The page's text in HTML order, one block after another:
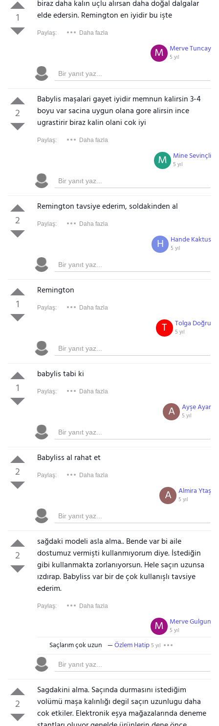
1
biraz daha kalın uçlu alırsan daha doğal dalgalar
elde edersin. Remington en iyidir bu işte
Paylaş: Daha fazla
Merve Tuncay
5 yıl
M
2
Babylis maşalari gayet iyidir memnun kalirsin 3-4
boyu var sacina uygun olana gore alirsin ince
ugrastirir biraz kalin olani cok iyi
Paylaş: Daha fazla
Mine Sevinçli
5 yıl
M
2
Remington tavsiye ederim, soldakinden al
Paylaş: Daha fazla
Hande Kaktus
5 yıl
H
1
Remington
Paylaş: Daha fazla
Tolga Doğru
5 yıl
T
1
babylis tabi ki
Paylaş: Daha fazla
Ayşe Ayar
5 yıl
A
2
Babyliss al rahat et
Paylaş: Daha fazla
Almira Ytaş
5 yıl
A
2
sağdaki modeli asla alma.. Bende var bi aile
dostumuz vermişti kullanmıyorum diye. İstediğin
gibi kullanmakta zorlanıyorsun. Hele saçın uzunsa
ızdırap. Babyliss var bir de çok kullanışlı tavsiye
ederim.
Paylaş: Daha fazla
Merve Gulgun
5 yıl
M
Saçlarım çok uzun Özlem Hatip5 yıl
2
Sagdakini alma. Saçında durmasını istediğim
volümü maşa kalınlığı degil saçın uzunlugu daha
cok etkiler. Elektronik eşya mağazalarında deneme